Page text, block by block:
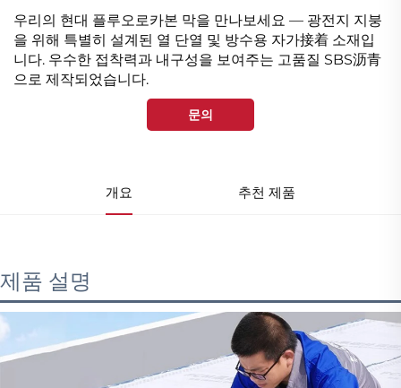
우리의 현대 플루오로카본 막을 만나보세요 — 광전지 지붕
을 위해 특별히 설계된 열 단열 및 방수용 자가接着 소재입
니다. 우수한 접착력과 내구성을 보여주는 고품질 SBS沥青
으로 제작되었습니다.
문의
개요 추천 제품
제품 설명